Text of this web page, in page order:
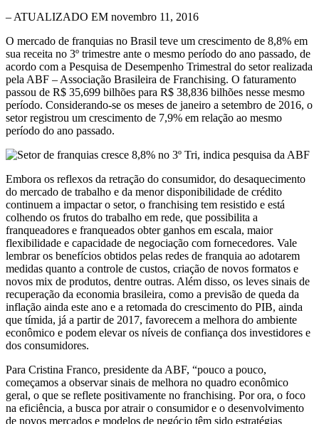
– ATUALIZADO EM novembro 11, 2016
O mercado de franquias no Brasil teve um crescimento de 8,8% em
sua receita no 3º trimestre ante o mesmo período do ano passado, de
acordo com a Pesquisa de Desempenho Trimestral do setor realizada
pela ABF – Associação Brasileira de Franchising. O faturamento
passou de R$ 35,699 bilhões para R$ 38,836 bilhões nesse mesmo
período. Considerando-se os meses de janeiro a setembro de 2016, o
setor registrou um crescimento de 7,9% em relação ao mesmo
período do ano passado.
Embora os reflexos da retração do consumidor, do desaquecimento
do mercado de trabalho e da menor disponibilidade de crédito
continuem a impactar o setor, o franchising tem resistido e está
colhendo os frutos do trabalho em rede, que possibilita a
franqueadores e franqueados obter ganhos em escala, maior
flexibilidade e capacidade de negociação com fornecedores. Vale
lembrar os benefícios obtidos pelas redes de franquia ao adotarem
medidas quanto a controle de custos, criação de novos formatos e
novos mix de produtos, dentre outras. Além disso, os leves sinais de
recuperação da economia brasileira, como a previsão de queda da
inflação ainda este ano e a retomada do crescimento do PIB, ainda
que tímida, já a partir de 2017, favorecem a melhora do ambiente
econômico e podem elevar os níveis de confiança dos investidores e
dos consumidores.
Para Cristina Franco, presidente da ABF, “pouco a pouco,
começamos a observar sinais de melhora no quadro econômico
geral, o que se reflete positivamente no franchising. Por ora, o foco
na eficiência, a busca por atrair o consumidor e o desenvolvimento
de novos mercados e modelos de negócio têm sido estratégias